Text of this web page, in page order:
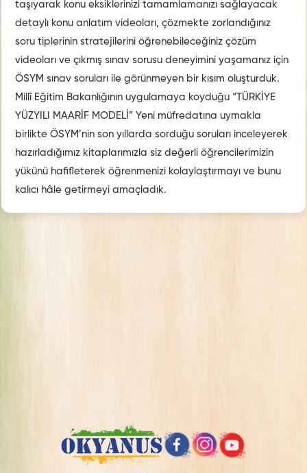
taşıyarak konu eksiklerinizi tamamlamanızı sağlayacak
detaylı konu anlatım videoları, çözmekte zorlandığınız
soru tiplerinin stratejilerini öğrenebileceğiniz çözüm
videoları ve çıkmış sınav sorusu deneyimini yaşamanız için
ÖSYM sınav soruları ile görünmeyen bir kısım oluşturduk.
Millî Eğitim Bakanlığının uygulamaya koyduğu “TÜRKİYE
YÜZYILI MAARİF MODELİ” Yeni müfredatına uymakla
birlikte ÖSYM’nin son yıllarda sorduğu soruları inceleyerek
hazırladığımız kitaplarımızla siz değerli öğrencilerimizin
yükünü hafifleterek öğrenmenizi kolaylaştırmayı ve bunu
kalıcı hâle getirmeyi amaçladık.